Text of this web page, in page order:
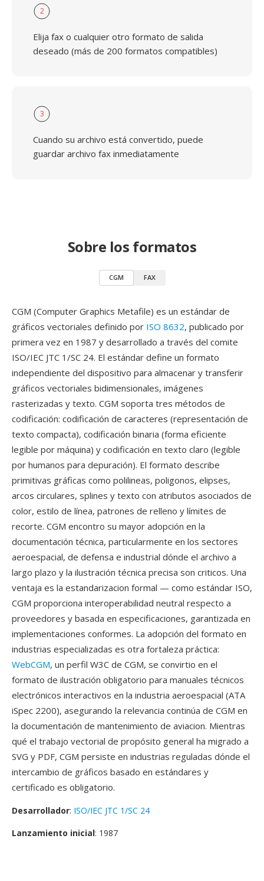
2
Elija fax o cualquier otro formato de salida
deseado (más de 200 formatos compatibles)
3
Cuando su archivo está convertido, puede
guardar archivo fax inmediatamente
Sobre los formatos
CGM FAX
CGM (Computer Graphics Metafile) es un estándar de
gráficos vectoriales definido por ISO 8632, publicado por
primera vez en 1987 y desarrollado a través del comite
ISO/IEC JTC 1/SC 24. El estándar define un formato
independiente del dispositivo para almacenar y transferir
gráficos vectoriales bidimensionales, imágenes
rasterizadas y texto. CGM soporta tres métodos de
codificación: codificación de caracteres (representación de
texto compacta), codificación binaria (forma eficiente
legible por máquina) y codificación en texto claro (legible
por humanos para depuración). El formato describe
primitivas gráficas como polilineas, poligonos, elipses,
arcos circulares, splines y texto con atributos asociados de
color, estilo de línea, patrones de relleno y límites de
recorte. CGM encontro su mayor adopción en la
documentación técnica, particularmente en los sectores
aeroespacial, de defensa e industrial dónde el archivo a
largo plazo y la ilustración técnica precisa son criticos. Una
ventaja es la estandarizacion formal — como estándar ISO,
CGM proporciona interoperabilidad neutral respecto a
proveedores y basada en especificaciones, garantizada en
implementaciones conformes. La adopción del formato en
industrias especializadas es otra fortaleza práctica:
WebCGM, un perfil W3C de CGM, se convirtio en el
formato de ilustración obligatorio para manuales técnicos
electrónicos interactivos en la industria aeroespacial (ATA
iSpec 2200), asegurando la relevancia continúa de CGM en
la documentación de mantenimiento de aviacion. Mientras
qué el trabajo vectorial de propósito general ha migrado a
SVG y PDF, CGM persiste en industrias reguladas dónde el
intercambio de gráficos basado en estándares y
certificado es obligatorio.
Desarrollador: ISO/IEC JTC 1/SC 24
Lanzamiento inicial: 1987